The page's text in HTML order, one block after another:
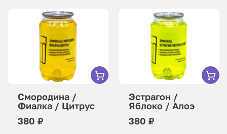
Смородина /
Фиалка / Цитрус
380 ₽
Эстрагон /
Яблоко / Алоэ
380 ₽